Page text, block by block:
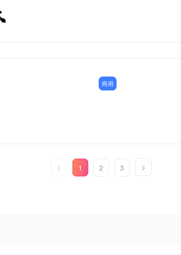
商用
1 2 3